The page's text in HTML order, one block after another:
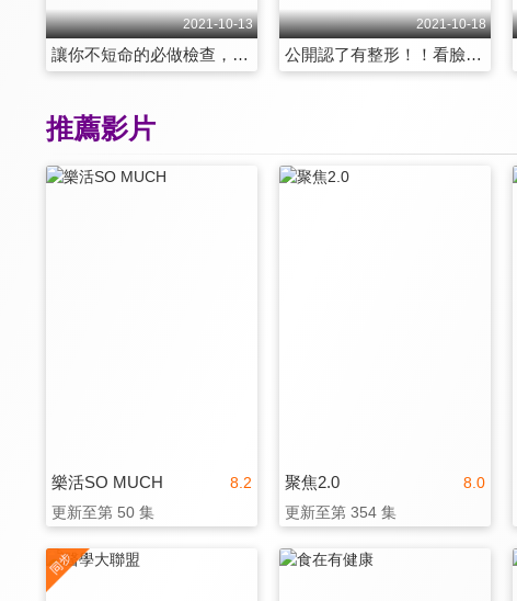
2021-10-13
讓你不短命的必做檢查，「這年紀」女人聊這些！！ 第1217集
2021-10-18
公開認了有整形！！看臉的時代沒你想得容易？！ 第1219集
推薦影片
8.2
樂活SO MUCH
更新至第 50 集
8.0
聚焦2.0
更新至第 354 集